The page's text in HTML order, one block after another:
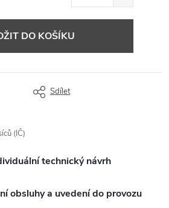
DO KOŠÍKU
Sdílet
(IČ)
technický návrh
obsluhy a uvedení do provozu